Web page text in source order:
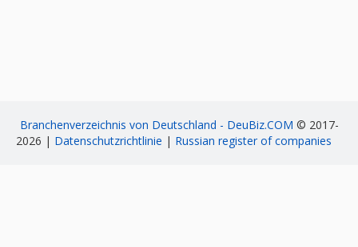
Branchenverzeichnis von Deutschland - DeuBiz.COM © 2017-
2026 | Datenschutzrichtlinie | Russian register of companies